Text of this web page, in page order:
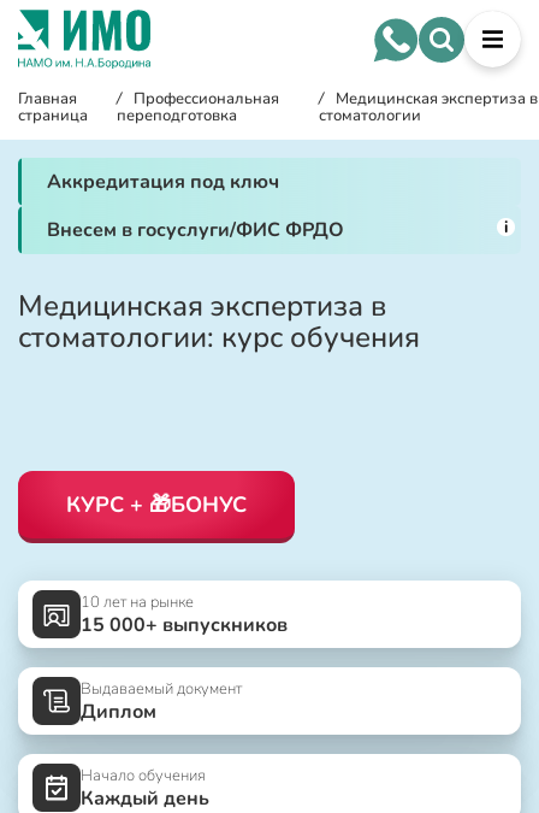
Главная
страница
/ Профессиональная
переподготовка
/ Медицинская экспертиза в
стоматологии
Аккредитация под ключ
Внесем в госуслуги/ФИС ФРДО
i
Медицинская экспертиза в
стоматологии: курс обучения
КУРС + 🎁БОНУС
10 лет на рынке
15 000+ выпускников
Выдаваемый документ
Диплом
Начало обучения
Каждый день